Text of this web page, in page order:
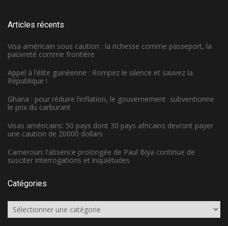
Articles récents
Visa américain sous caution : la richesse comme passeport, la
pauvreté comme frontière
Appel à l’élite guinéenne : Rompez le silence et sauvez la
République !
Ghana : pour réduire l’inflation, le gouvernement subventionne
le prix du carburant
Visas américains: 50 pays dont 30 pays africains devront payer
une caution de 20000 dollars
Cameroun: l’absence prolongée de Paul Biya continue de
susciter interrogations et inquiétudes
Catégories
Catégories